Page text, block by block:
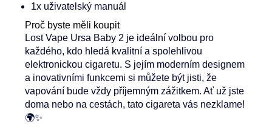
1x uživatelský manuál
Proč byste měli koupit
Lost Vape Ursa Baby 2 je ideální volbou pro
každého, kdo hledá kvalitní a spolehlivou
elektronickou cigaretu. S jejím moderním designem
a inovativními funkcemi si můžete být jisti, že
vapování bude vždy příjemným zážitkem. Ať už jste
doma nebo na cestách, tato cigareta vás nezklame!
🌍✨